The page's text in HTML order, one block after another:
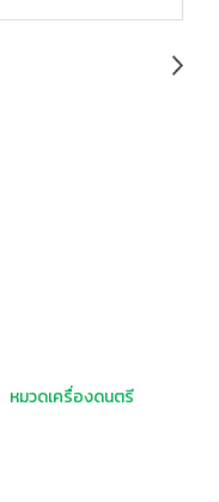
หมวดเครื่องดนตรี